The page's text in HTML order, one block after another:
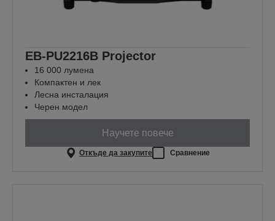
EB-PU2216B Projector
16 000 лумена
Компактен и лек
Лесна инсталация
Черен модел
Научете повече
Откъде да закупите Сравнение